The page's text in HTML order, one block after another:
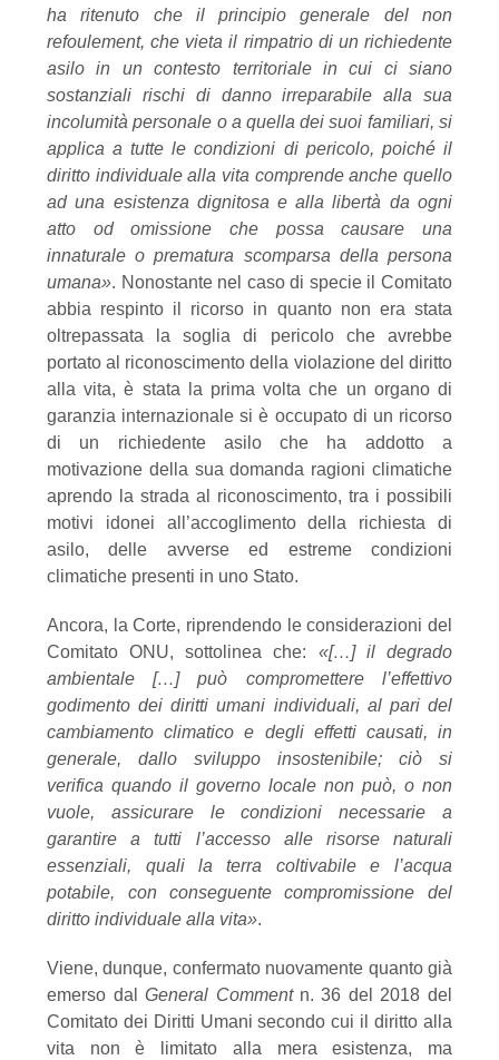
ha ritenuto che il principio
generale del non
refoulement, che vieta il rimpatrio di un richiedente
asilo in un contesto
territoriale in cui ci
siano
sostanziali rischi di danno irreparabile alla
sua
incolumità personale o a quella dei suoi familiari, si
applica a tutte le condizioni di pericolo, poiché il
diritto individuale alla vita comprende anche quello
ad una esistenza dignitosa e alla libertà da ogni
atto od omissione che possa causare una
innaturale o prematura scomparsa della persona
umana». Nonostante nel caso di specie il Comitato
abbia respinto il ricorso in quanto non era stata
oltrepassata la soglia di pericolo che avrebbe
portato al riconoscimento della violazione del diritto
alla vita, è stata la prima volta che un organo di
garanzia internazionale si è occupato di un ricorso
di un richiedente asilo che ha addotto a
motivazione della sua domanda ragioni climatiche
aprendo la strada al riconoscimento, tra i possibili
motivi idonei
all’accoglimento della richiesta
di
asilo,
delle avverse ed estreme
condizioni
climatiche presenti in uno Stato.
Ancora, la Corte, riprendendo le considerazioni del
Comitato ONU, sottolinea che: «[…] il
degrado
ambientale
[…] può compromettere
l’effettivo
godimento dei diritti umani individuali, al pari del
cambiamento climatico e degli effetti causati, in
generale,
dallo sviluppo
insostenibile; ciò si
verifica quando il governo locale non può, o non
vuole, assicurare le
condizioni necessarie
a
garantire
a tutti l’accesso alle risorse
naturali
essenziali,
quali la terra
coltivabile e l’acqua
potabile, con conseguente compromissione del
diritto individuale alla vita».
Viene, dunque, confermato nuovamente quanto già
emerso dalGeneral Commentn. 36 del 2018 del
Comitato dei Diritti Umani secondo cui il diritto alla
vita non è limitato alla mera esistenza, ma